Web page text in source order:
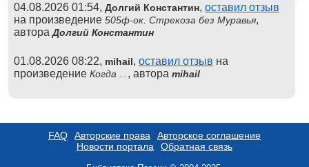
04.08.2026 01:54, Долгий Константин, оставил отзыв
на произведение 505ф-ок. Стрекоза без Муравья,
автораДолгий Константин
01.08.2026 08:22, mihail, оставил отзыв на
произведение Когда ... , автора mihail
FAQ Авторские права
Авторское соглашение
Новости портала
Обратная связь